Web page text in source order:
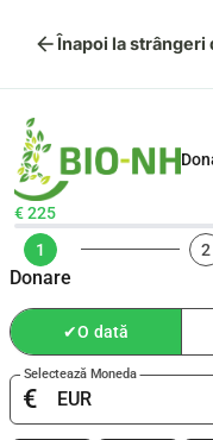
arrow_back Înapoi la strângeri
€ 225
1
Donare
2
✔O dată
Selectează Moneda
€